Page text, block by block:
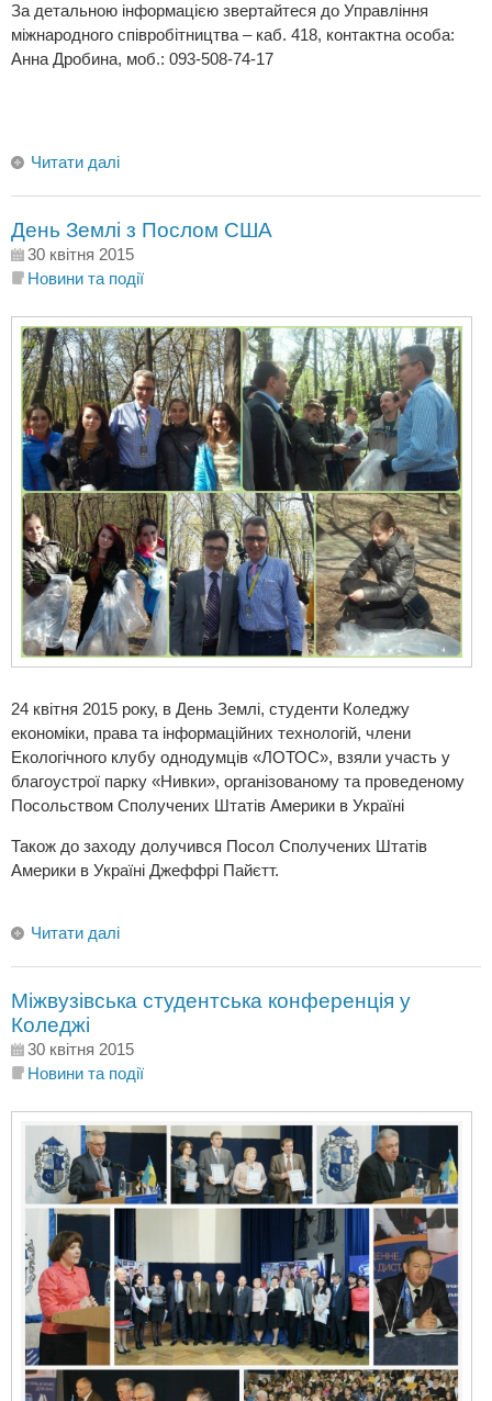
За детальною інформацією звертайтеся до Управління
міжнародного співробітництва – каб. 418, контактна особа:
Анна Дробина, моб.: 093-508-74-17
Читати далі
День Землі з Послом США
30 квітня 2015
Новини та події
24 квітня 2015 року, в День Землі, студенти Коледжу
економіки, права та інформаційних технологій, члени
Екологічного клубу однодумців «ЛОТОС», взяли участь у
благоустрої парку «Нивки», організованому та проведеному
Посольством Сполучених Штатів Америки в Україні
Також до заходу долучився Посол Сполучених Штатів
Америки в Україні Джеффрі Пайєтт.
Читати далі
Міжвузівська студентська конференція у
Коледжі
30 квітня 2015
Новини та події